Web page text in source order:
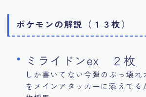
ポケモンの解説（１３枚）
ミライドンex ２枚
しか書いてない今弾のぶっ壊れ
をメインアタッカーに添えてる